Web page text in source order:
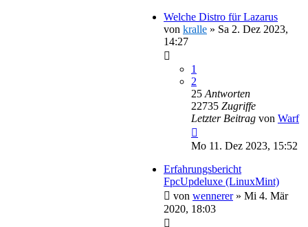
Welche Distro für Lazarus
von kralle » Sa 2. Dez 2023,
14:27
1
2
25 Antworten
22735 Zugriffe
Letzter Beitrag von Warf
Mo 11. Dez 2023, 15:52
Erfahrungsbericht
FpcUpdeluxe (LinuxMint)
von wennerer» Mi 4. Mär
2020, 18:03